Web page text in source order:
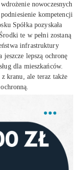
nowoczesnych
kompetencji
Spółka pozyskała
te w pełni zostaną
infrastruktury
lepszą ochronę
dla mieszkańców.
kranu, ale teraz także